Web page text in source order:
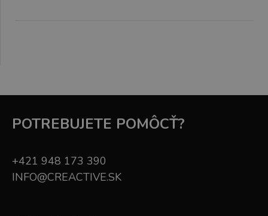
POTREBUJETE POMÔCŤ?
+421 948 173 390
INFO@CREACTIVE.SK